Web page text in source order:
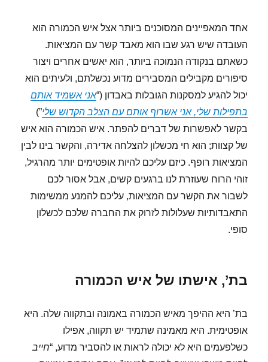
אחד המאפיינים המסוכנים ביותר אצל איש הכמורה הוא
העובדה שיש רגע שבו הוא מאבד קשר עם המציאות.
כשאתם בנקודה הנמוכה ביותר, הוא יאשים אחרים ויצור
סיפורים מקבילים המסבירים מדוע נכשלתם, ולעיתים הוא
יכול להגיע למסקנות הגובלות באבדון (“אני אשמיד אותם
בתפילות שלי, אני אשרוף אותם עם הצלב הקדוש שלי”)
בקשר לאפשרות של דברים להפתר. איש הכמורה הוא איש
של קצוות; הוא חי מכשלון להצלחה אדירה, והקשר בינו לבין
המציאות רופף. כיזם עליכם להיות אופטימים יותר מהרגיל,
זוהי הרוח שעוזרת לנו ברגעים קשים, אבל אסור לכם
לשבור את הקשר עם המציאות, עליכם להמנע ממשימות
התאבדותיות שעלולות לזרוק את החברה שלכם לכשלון
סופי.
בת’, אישתו של איש הכמורה
בת’ היא ההיפך מאיש הכמורה באמונה ובתקווה שלה. היא
אופטימית. היא מאמינה שתמיד יש תקווה, אפילו
כשלפעמים היא לא יכולה לראות או להסביר מדוע, “חייב